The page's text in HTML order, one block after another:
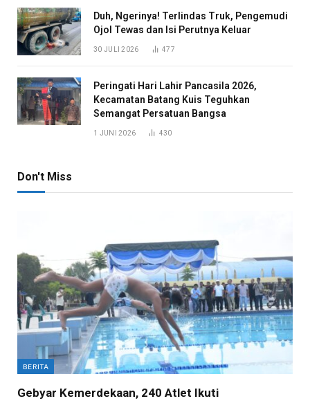
Duh, Ngerinya! Terlindas Truk, Pengemudi
Ojol Tewas dan Isi Perutnya Keluar
30 JULI 2026 477
Peringati Hari Lahir Pancasila 2026,
Kecamatan Batang Kuis Teguhkan
Semangat Persatuan Bangsa
1 JUNI 2026 430
Don't Miss
BERITA
Gebyar Kemerdekaan, 240 Atlet Ikuti